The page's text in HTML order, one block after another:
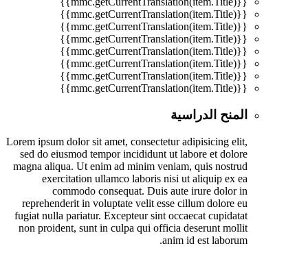
{{mmc.getCurrentTranslation(item.Title)}}
{{mmc.getCurrentTranslation(item.Title)}}
{{mmc.getCurrentTranslation(item.Title)}}
{{mmc.getCurrentTranslation(item.Title)}}
{{mmc.getCurrentTranslation(item.Title)}}
{{mmc.getCurrentTranslation(item.Title)}}
{{mmc.getCurrentTranslation(item.Title)}}
المنح الدراسية
Lorem ipsum dolor sit amet, consectetur adipisicing elit,
sed do eiusmod tempor incididunt ut labore et dolore
magna aliqua. Ut enim ad minim veniam, quis nostrud
exercitation ullamco laboris nisi ut aliquip ex ea
commodo consequat. Duis aute irure dolor in
reprehenderit in voluptate velit esse cillum dolore eu
fugiat nulla pariatur. Excepteur sint occaecat cupidatat
non proident, sunt in culpa qui officia deserunt mollit
anim id est laborum.